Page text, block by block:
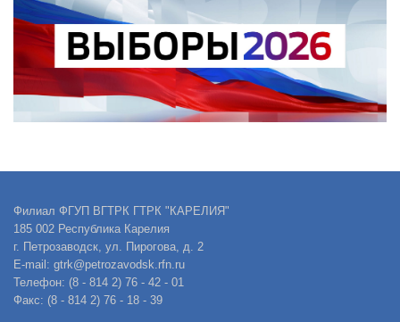
Филиал ФГУП ВГТРК ГТРК "КАРЕЛИЯ"
185 002 Республика Карелия
г. Петрозаводск, ул. Пирогова, д. 2
E-mail: gtrk@petrozavodsk.rfn.ru
Телефон: (8 - 814 2) 76 - 42 - 01
Факс: (8 - 814 2) 76 - 18 - 39